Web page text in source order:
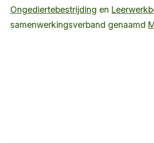
Ongediertebestrijding en
samenwerkingsverband genaamd